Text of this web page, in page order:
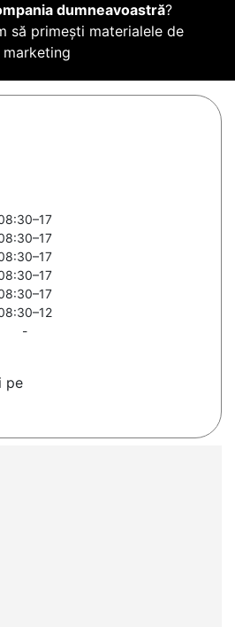
dumneavoastră?
să primești materialele de
marketing
-
pe